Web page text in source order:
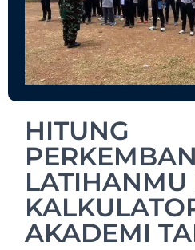
HITUNG
LATIHANMU
AKADEMI